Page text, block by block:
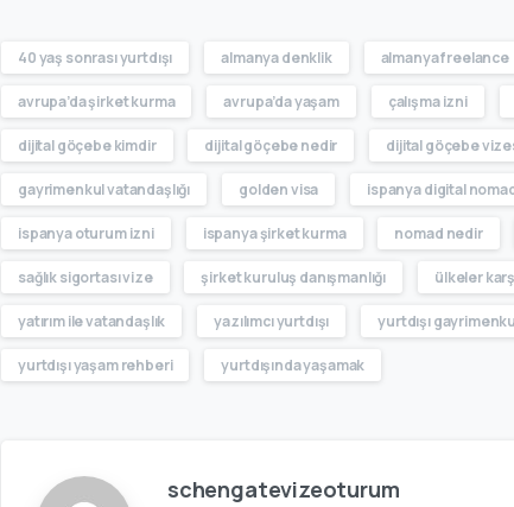
40 yaş sonrası yurtdışı almanya denklik almanya freelance
avrupa’da şirket kurma avrupa’da yaşam çalışma izni
dijital göçebe kimdir dijital göçebe nedir dijital göçebe
gayrimenkul vatandaşlığı golden visa ispanya digital
ispanya oturum izni ispanya şirket kurma nomad nedir
sağlık sigortası vize şirket kuruluş danışmanlığı ülkeler
yatırım ile vatandaşlık yazılımcı yurtdışı yurtdışı
yurtdışı yaşam rehberi yurtdışında yaşamak
schengatevizeoturum